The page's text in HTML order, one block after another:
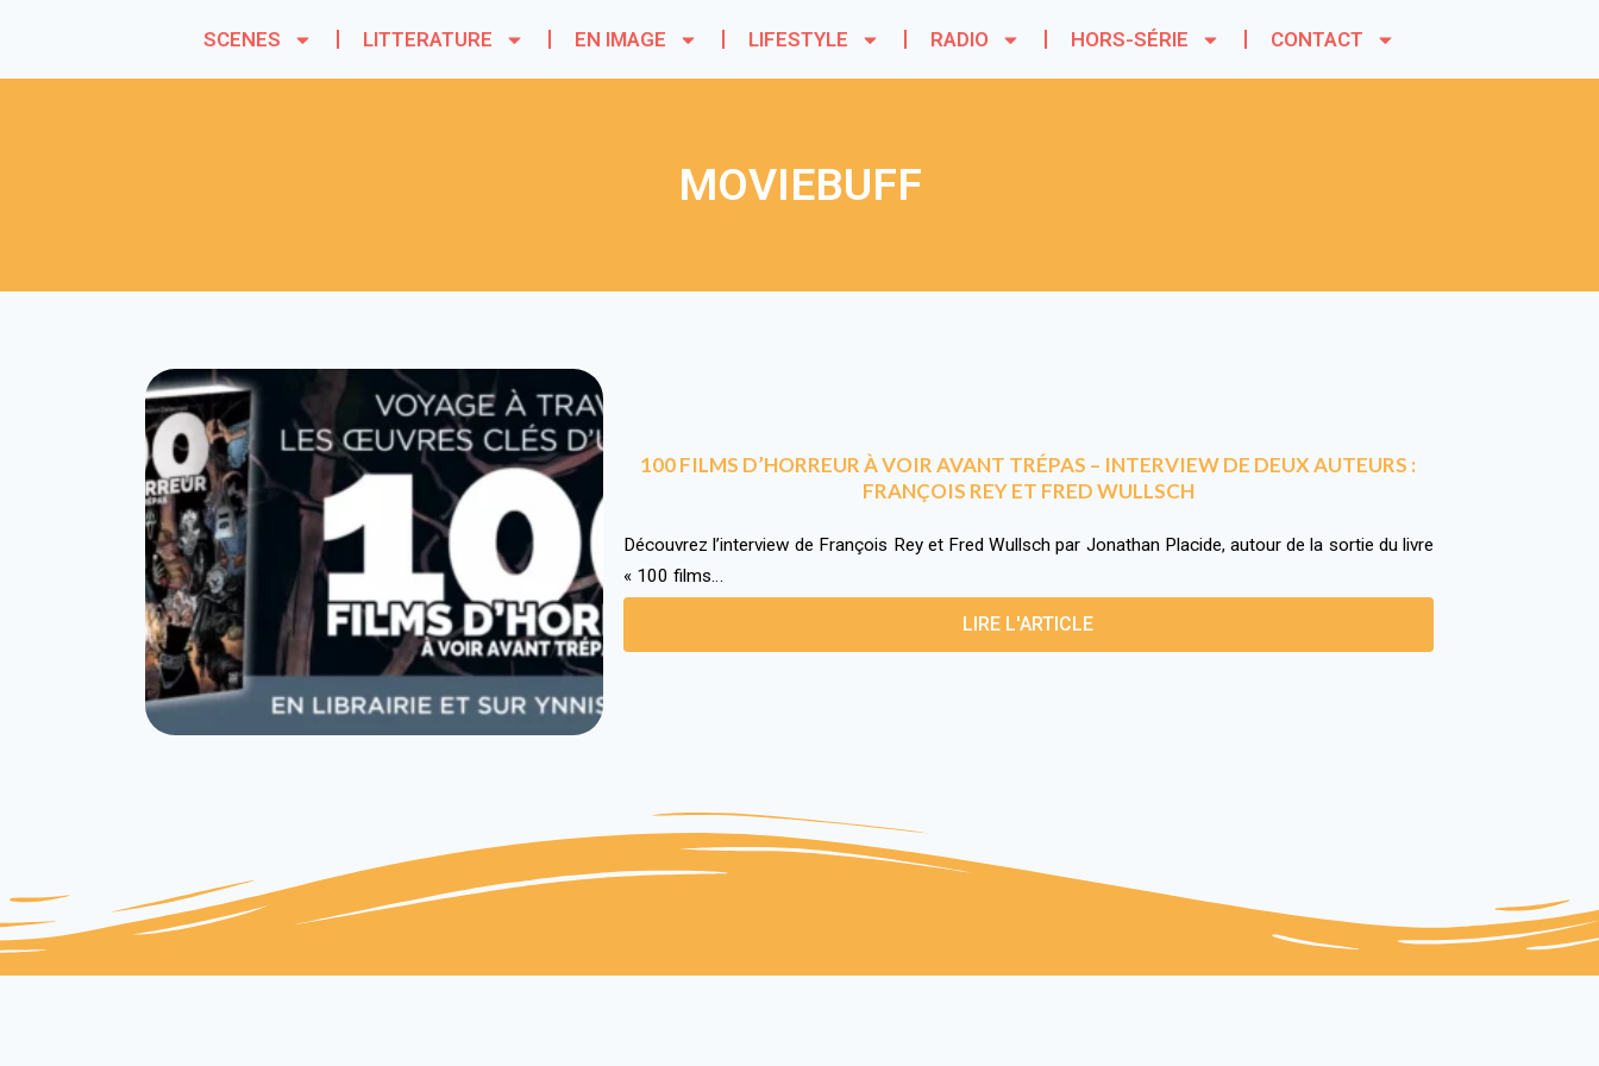
SCENES LITTERATURE EN IMAGE LIFESTYLE RADIO HORS-SÉRIE CONTACT
MOVIEBUFF
100 FILMS D’HORREUR À VOIR AVANT TRÉPAS – INTERVIEW DE DEUX AUTEURS :
FRANÇOIS REY ET FRED WULLSCH
Découvrez l’interview de François Rey et Fred Wullsch par Jonathan Placide, autour de la sortie du livre
« 100 films…
LIRE L'ARTICLE